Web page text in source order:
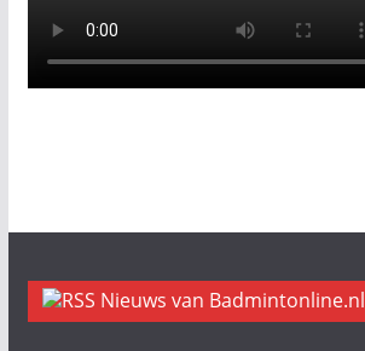
Nieuws van Badmintonline.nl